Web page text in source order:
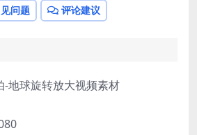
问题 评论建议
-地球旋转放大视频素材